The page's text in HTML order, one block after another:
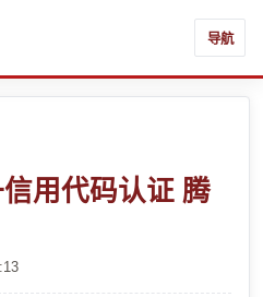
导航
用代码认证 腾